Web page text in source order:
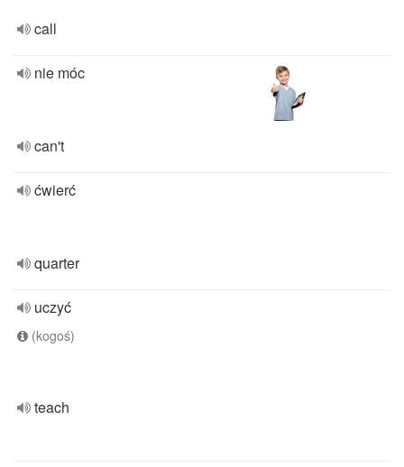
call
nie móc
can't
ćwierć
quarter
uczyć
(kogoś)
teach